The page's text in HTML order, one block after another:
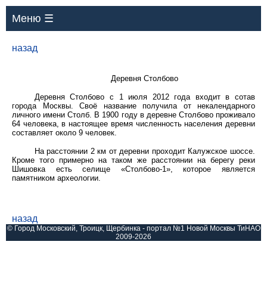
Меню ☰
назад
Деревня Столбово
Деревня Столбово с 1 июля 2012 года входит в сотав
города Москвы. Своё название получила от некалендарного
личного имени Столб. В 1900 году в деревне Столбово проживало
64 человека, в настоящее время численность населения деревни
составляет около 9 человек.
На расстоянии 2 км от деревни проходит Калужское шоссе.
Кроме того примерно на таком же расстоянии на берегу реки
Шишовка есть селище «Столбово-1», которое является
памятником археологии.
назад
© Город Московский, Троицк, Щербинка - портал №1 Новой Москвы ТиНАО
2009-2026